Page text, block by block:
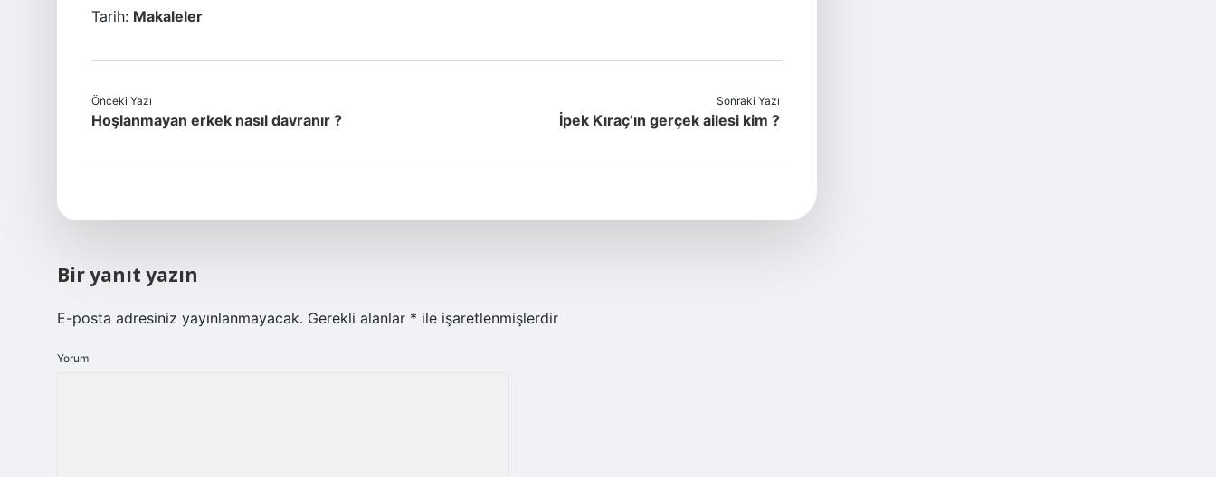
Tarih: Makaleler
Önceki Yazı
Hoşlanmayan erkek nasıl davranır ?
Sonraki Yazı
İpek Kıraç’ın gerçek ailesi kim ?
Bir yanıt yazın
E-posta adresiniz yayınlanmayacak. Gerekli alanlar * ile işaretlenmişlerdir
Yorum